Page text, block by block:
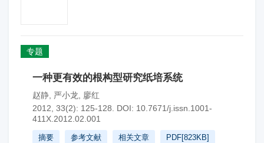
专题
一种更有效的根构型研究纸培系统
赵静 严小龙
廖红
2012, 33(2): 125-128.
DOI: 10.7671/j.issn.1001-
411X.2012.02.001
摘要 参考文献 相关文章 PDF[823KB]